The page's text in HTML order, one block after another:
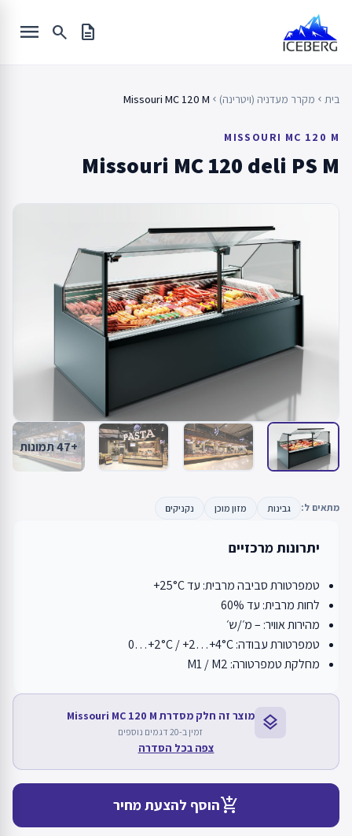
content
description
search
menu
בית chevron_left מקרר מעדניה (ויטרינה) chevron_left
Missouri MC 120 M
MISSOURI MC 120 M
Missouri MC 120 deli PS M
+47 תמונות
מתאים ל: גבינות מזון מוכן נקניקים
יתרונות מרכזיים
טמפרטורת סביבה מרבית: עד ‎+25°C
לחות מרבית: עד ‎60%
מהירות אוויר: – מ׳/ש׳
טמפרטורת עבודה: ‎0…+2°C / ‎+2…+4°C
מחלקת טמפרטורה: M1 / M2
layers מוצר זה חלק מסדרת Missouri MC 120 M
זמין ב-20 דגמים נוספים
צפה בכל הסדרה
add_shopping_cartהוסף להצעת מחיר